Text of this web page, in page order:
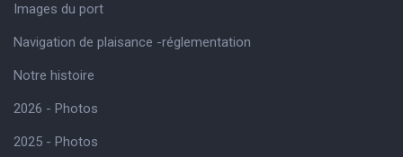
Images du port
Navigation de plaisance -réglementation
Notre histoire
2026 - Photos
2025 - Photos